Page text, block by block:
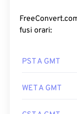
fusi orari:
PST A GMT
WET A GMT